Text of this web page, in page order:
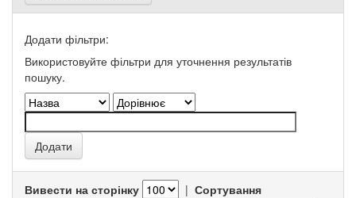
Додати фільтри:
Використовуйте фільтри для уточнення результатів
пошуку.
Вивести на сторінку | Сортування